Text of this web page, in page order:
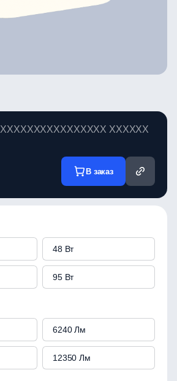
XXXXXXXXXXXXXXXX XXXXXX
В заказ
48 Вт
95 Вт
6240 Лм
12350 Лм